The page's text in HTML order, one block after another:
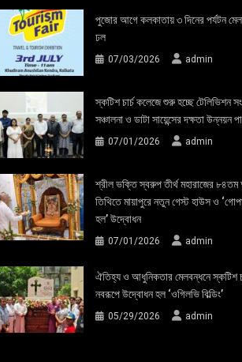
পুজোর আগে কলকাতায় ৩ দিনের পর্যটন
ঢল
07/03/2026 admin
স্কটিশ চার্চ কলেজে শুরু হচ্ছে টেলিভিশন
সঞ্চালনা ও ডাটা সায়েন্সের দক্ষতা উন্নয়ন
07/01/2026 admin
শ্রীল ভক্তি স্বরুপ তীর্থ মহারাজের ৮৪তম
তিথিতে মায়াপুরে নতুন গেস্ট হাউস ও
হল’ উদ্বোধন
07/01/2026 admin
ঐতিহ্য ও আধুনিকতার মেলবন্ধনে স্কটিশ
নবরূপে উদ্বোধন হল ‘ওগিলভি বিল্ডিং’
05/29/2026 admin